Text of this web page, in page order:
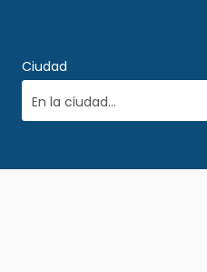
Ciudad
En la ciudad...